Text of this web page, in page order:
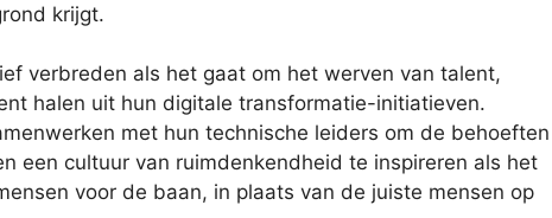
krijgt.
verbreden als het gaat om het werven van talent,
halen uit hun digitale transformatie-initiatieven.
met hun technische leiders om de behoeften
een cultuur van ruimdenkendheid te inspireren als het
voor de baan, in plaats van de juiste mensen op